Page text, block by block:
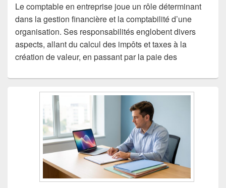
Le comptable en entreprise joue un rôle déterminant
dans la gestion financière et la comptabilité d’une
organisation. Ses responsabilités englobent divers
aspects, allant du calcul des impôts et taxes à la
création de valeur, en passant par la paie des